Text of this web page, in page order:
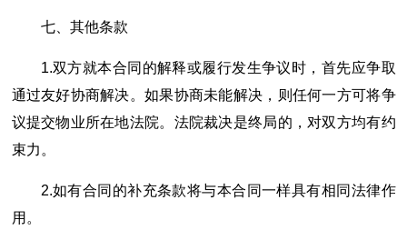
七、其他条款
1.双方就本合同的解释或履行发生争议时，首先应争取
通过友好协商解决。如果协商未能解决，则任何一方可将争
议提交物业所在地法院。法院裁决是终局的，对双方均有约
束力。
2.如有合同的补充条款将与本合同一样具有相同法律作
用。